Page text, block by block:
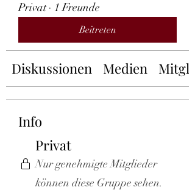
Privat · 1 Freunde
Beitreten
Diskussionen Medien
Info
Privat
Nur genehmigte Mitglieder
können diese Gruppe sehen.